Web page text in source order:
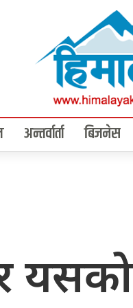
अन्तर्वार्ता बिजनेस
र यसको